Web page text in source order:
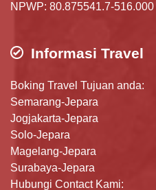
NPWP: 80.875541.7-516.000
Informasi Travel
Boking Travel Tujuan anda:
Semarang-Jepara
Jogjakarta-Jepara
Solo-Jepara
Magelang-Jepara
Surabaya-Jepara
Hubungi Contact Kami: